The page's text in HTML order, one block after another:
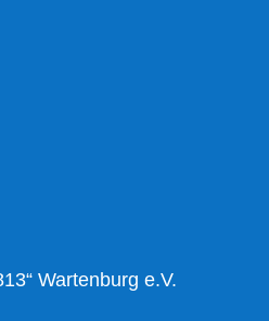
Wartenburg e.V.